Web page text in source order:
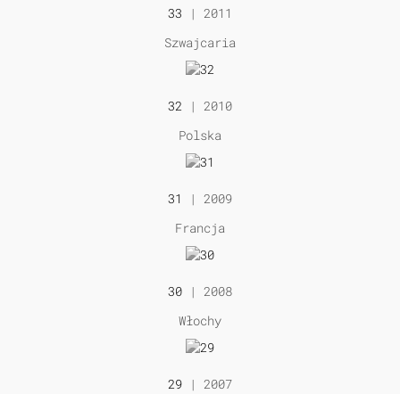
33 | 2011
Szwajcaria
32 | 2010
Polska
31
| 2009
Francja
30 | 2008
Włochy
29 | 2007